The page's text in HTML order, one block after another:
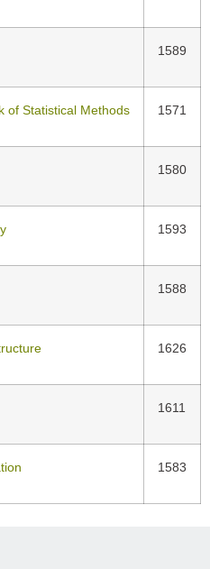
1589
of Statistical Methods 1571
1580
1593
1588
1626
1611
1583